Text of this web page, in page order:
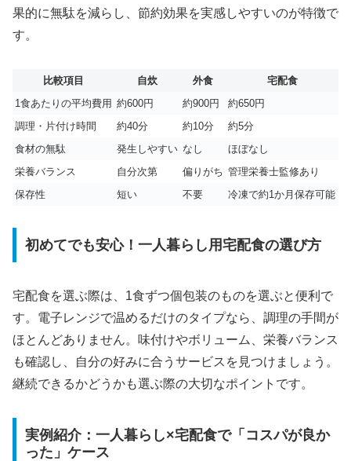
果的に無駄を減らし、節約効果を実感しやすいのが特徴で
す。
比較項目 自炊 外食
宅配食
1食あたりの平均費用 約600円 約900円
約650円
調理・片付け時間
約40分 約10分
約5分
食材の無駄
発生しやすい なし
ほぼなし
栄養バランス
自分次第 偏りがち 管理栄養士監修あり
保存性
短い 不要 冷凍で約1か月保存可能
初めてでも安心！一人暮らし用宅配食の選び方
宅配食を選ぶ際は、1食ずつ個包装のものを選ぶと便利で
す。電子レンジで温めるだけのタイプなら、調理の手間が
ほとんどありません。味付けやボリューム、栄養バランス
も確認し、自分の好みに合うサービスを見つけましょう。
継続できるかどうかも選ぶ際の大切なポイントです。
実例紹介：一人暮らし×宅配食で「コスパが良か
った」ケース